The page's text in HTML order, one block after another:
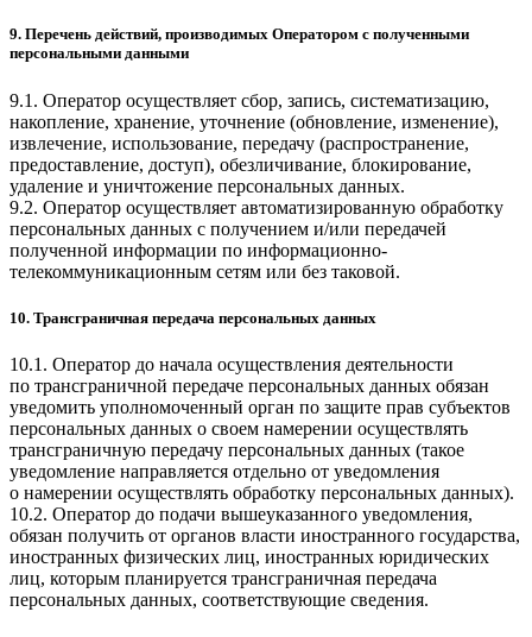
9. Перечень действий, производимых Оператором с полученными
персональными данными
9.1. Оператор осуществляет сбор, запись, систематизацию,
накопление, хранение, уточнение (обновление, изменение),
извлечение, использование, передачу (распространение,
предоставление, доступ), обезличивание, блокирование,
удаление и уничтожение персональных данных.
9.2. Оператор осуществляет автоматизированную обработку
персональных данных с получением и/или передачей
полученной информации по информационно-
телекоммуникационным сетям или без таковой.
10. Трансграничная передача персональных данных
10.1. Оператор до начала осуществления деятельности
по трансграничной передаче персональных данных обязан
уведомить уполномоченный орган по защите прав субъектов
персональных данных о своем намерении осуществлять
трансграничную передачу персональных данных (такое
уведомление направляется отдельно от уведомления
о намерении осуществлять обработку персональных данных).
10.2. Оператор до подачи вышеуказанного уведомления,
обязан получить от органов власти иностранного государства,
иностранных физических лиц, иностранных юридических
лиц, которым планируется трансграничная передача
персональных данных, соответствующие сведения.